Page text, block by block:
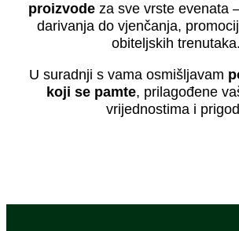
proizvode za sve vrste evenata
darivanja do vjenčanja,
obiteljskih trenutaka.
U suradnji s vama osmišljavam
koji se pamte, prilagođene
vrijednostima i